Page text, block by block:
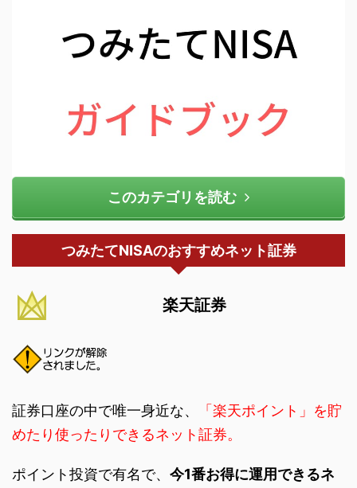
このカテゴリを読む
つみたてNISAのおすすめネット証券
楽天証券
証券口座の中で唯一身近な、
「楽天ポイント」を貯
めたり使ったりできるネット証券。
ポイント投資で有名で、 今1番お得に運用できるネ